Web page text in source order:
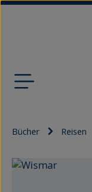
Bücher Reisen
Bildergalerie